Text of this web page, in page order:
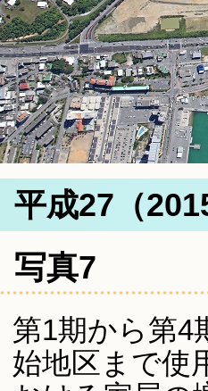
平成27（
写真7
第1期から第4
始地区まで使